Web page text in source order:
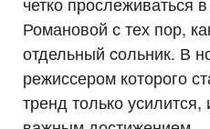
Романовой с тех пор,
отдельный cольник. В
режиссером которого
тренд только усилится,